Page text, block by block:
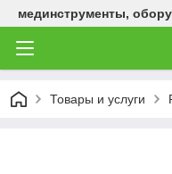
мединструменты,
Товары и услуги